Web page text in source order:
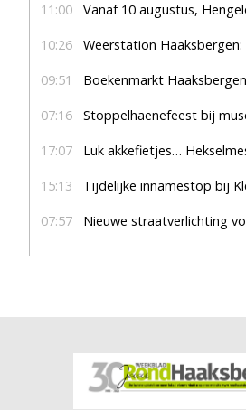
11:00 Vanaf 10 augustus, Hengelosestraat drie
10:26 Weerstation Haaksbergen:
09:51 Boekenmarkt Haaksbergen zaterdag 8
07:16 Stoppelhaenefeest bij
17:07 Luk akkefietjes…
15:13 Tijdelijke innamestop bij
07:57 Nieuwe straatverlichting voor